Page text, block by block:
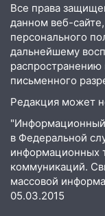
22:58
ДТП с
20:22
жительницу
19:14
подвез
заработал
18:14
Все права
данном веб-
персонального
дальнейшему
письменного
Редакция может
"Информационный
в Федеральной
информационных
коммуникаций.
массовой
05.03.2015